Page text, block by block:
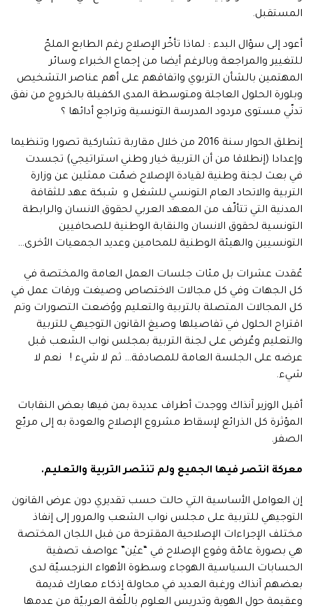
المستقبل.
أعود إلى سؤال البدء : لماذا تأخّر الإصلاح رغم الطابع الملحّ
للتغيير والمراجعة وبالرغم أيضا من إجماع الخبراء وسائر
المهتمين بالشأن التربوي واتفاقهم على أهم عناصر التشخيص
وبلورة الحلول العاجلة ومتوسطة المدى الكفيلة بالخروج من نفق
تدنّي مستوى مردود المدرسة التونسية وتراجع أدائها ؟
إنطلق الحوار سنة 2016 من خلال مقاربة تشاركية تصورا وتنظيما
وإعدادا (إنطلاقا من أن التربية خيار وطني استراتيجي) تجسدت
في بعث لجنة وطنية لقيادة الإصلاح ضمّت ممثلين عن وزارة
التربية والاتحاد العام التونسي للشغل و شبكة عهد للثقافة
المدنية التي تتألّف من المعهد العربي لحقوق الانسان والرابطة
التونسية لحقوق الانسان والنقابة الوطنية للصحافيين
التونسيين والهيئة الوطنية للمحامين وعديد الجمعيات الأخرى…
عُقدت عشرات بل مئات جلسات العمل العامة والمختصة في
كل الجهات وفي كل مجالات الاختصاص وصيغت ورقات عمل في
كل المجالات المتصلة بالتربية والتعليم ووُضعت التصورات وتم
اقتراح الحلول في تفاصيلها وصيغ القانون التوجيهي للتربية
والتعليم وعُرض على لجنة التربية بمجلس نواب الشعب قبل
عرضه على الجلسة العامة للمصادقة… ثم لا شيء ! نعم لا
شيء.
أقيل الوزير آنذاك ووجدت أطراف عديدة بمن فيها بعض النقابات
المؤثرة كل الذرائع لإسقاط مشروع الإصلاح والعودة به إلى مربّع
الصفر.
معركة انتصر فيها الجميع ولم تنتصر التربية والتعليم.
إن العوامل الأساسية التي حالت حسب تقديري دون عرض القانون
التوجيهي للتربية على مجلس نواب الشعب والمرور إلى إنفاذ
مختلف الإجراءات الإصلاحية المقترحة من قبل اللجان المختصة
هي بصورة عامّة وقوع الإصلاح في “عيْن” عواصف تصفية
الحسابات السياسية الهوجاء وسطوة الأهواء النرجسيّة لدى
بعضهم آنذاك ورغبة العديد في محاولة إذكاء معارك قديمة
وعقيمة حول الهوية وتدريس العلوم باللّغة العربيّة من عدمها